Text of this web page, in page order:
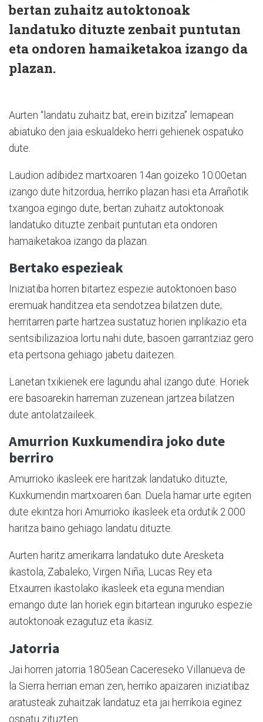
bertan zuhaitz autoktonoak
landatuko dituzte zenbait puntutan
eta ondoren hamaiketakoa izango da
plazan.
Aurten “landatu zuhaitz bat, erein bizitza” lemapean
abiatuko den jaia eskualdeko herri gehienek ospatuko
dute.
Laudion adibidez martxoaren 14an goizeko 10:00etan
izango dute hitzordua, herriko plazan hasi eta Arrañotik
txangoa egingo dute, bertan zuhaitz autoktonoak
landatuko dituzte zenbait puntutan eta ondoren
hamaiketakoa izango da plazan.
Bertako espezieak
Iniziatiba horren bitartez espezie autoktonoen baso
eremuak handitzea eta sendotzea bilatzen dute;
herritarren parte hartzea sustatuz horien inplikazio eta
sentsibilizazioa lortu nahi dute, basoen garrantziaz gero
eta pertsona gehiago jabetu daitezen.
Lanetan txikienek ere lagundu ahal izango dute. Horiek
ere basoarekin harreman zuzenean jartzea bilatzen
dute antolatzaileek.
Amurrion Kuxkumendira joko dute
berriro
Amurrioko ikasleek ere haritzak landatuko dituzte,
Kuxkumendin martxoaren 6an. Duela hamar urte egiten
dute ekintza hori Amurrioko ikasleek eta ordutik 2.000
haritza baino gehiago landatu dituzte.
Aurten haritz amerikarra landatuko dute Aresketa
ikastola, Zabaleko, Virgen Niña, Lucas Rey eta
Etxaurren ikastolako ikasleek eta eguna mendian
emango dute lan horiek egin bitartean inguruko espezie
autoktonoak ezagutuz eta ikasiz.
Jatorria
Jai horren jatorria 1805ean Cacereseko Villanueva de
la Sierra herrian eman zen, herriko apaizaren iniziatibaz
aratusteak zuhaitzak landatuz eta jai herrikoia eginez
ospatu zituzten.